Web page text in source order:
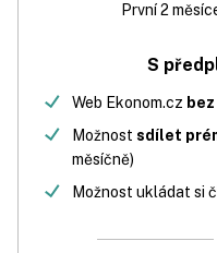
První 2
S
Web Ekonom.cz
Možnost sdílet
měsíčně)
Možnost ukládat si